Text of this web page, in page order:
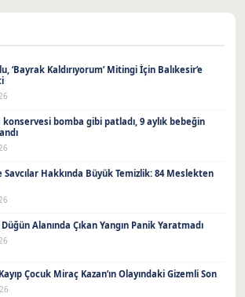
‘Bayrak Kaldırıyorum’ Mitingi İçin Balıkesir’e
konservesi bomba gibi patladı, 9 aylık bebeğin
Savcılar Hakkında Büyük Temizlik: 84 Meslekten
Alanında Çıkan Yangın Panik Yaratmadı
Çocuk Miraç Kazan’ın Olayındaki Gizemli Son